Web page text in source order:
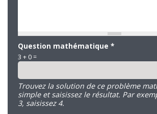
Question mathématique *
3 + 0 =
Trouvez la solution de ce problème
simple et saisissez le résultat. Par
3, saisissez 4.